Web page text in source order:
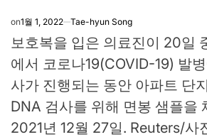
on1월 1, 2022 Tae-hyun Song
보호복을 입은 의료진이 20일
에서 코로나19(COVID-19) 발
사가 진행되는 동안 아파트 단
DNA 검사를 위해 면봉 샘플을
2021년 12월 27일. Reuters/사